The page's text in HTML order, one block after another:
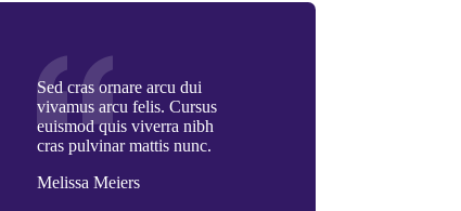
Sed cras ornare arcu dui
vivamus arcu felis. Cursus
euismod quis viverra nibh
cras pulvinar mattis nunc.
Melissa Meiers